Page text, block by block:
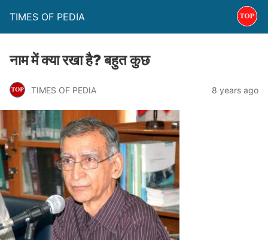
TIMES OF PEDIA
नाम में क्या रखा है? बहुत कुछ
TIMES OF PEDIA 8 years ago